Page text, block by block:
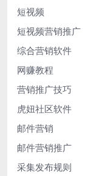
短视频
短视频营销推广
综合营销软件
网赚教程
营销推广技巧
虎妞社区软件
邮件营销
邮件营销推广
采集发布规则